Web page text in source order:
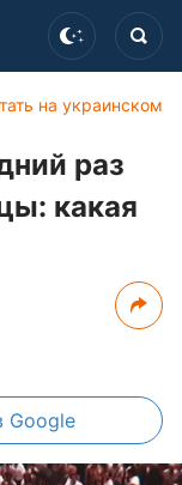
на украинском
раз
какая
Google